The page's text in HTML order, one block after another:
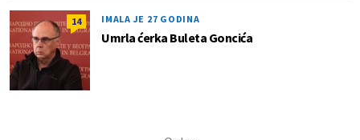
14 IMALA JE 27 GODINA
Umrla ćerka Buleta Goncića